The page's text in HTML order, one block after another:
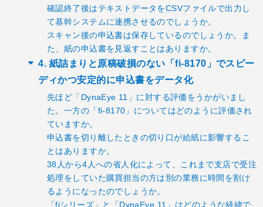
確認終了後はテキストデータをCSVファイルで出力し
て基幹システムに連携させるのでしょうか。
スキャン後の申込書は保存しているのでしょうか。ま
た、紙の申込書を見返すことはありますか。
4. 紙詰まりと原稿破損のない「fi-8170」でスピー
ディかつ安定的に申込書をデータ化
先ほど「DynaEye 11」に対する評価をうかがいまし
た。一方の「fi-8170」についてはどのように評価され
ていますか。
申込書を切り離したときの切り口が給紙に影響するこ
とはありますか。
38人から4人への省人化によって、これまで支店で受注
処理をしていた購買担当の方は別の業務に時間を割け
るようになったのでしょうか。
「fiシリーズ」と「DynaEye 11」はどのような経緯で